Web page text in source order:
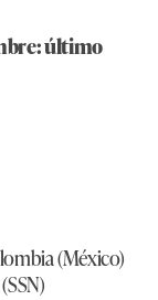
último
(México)